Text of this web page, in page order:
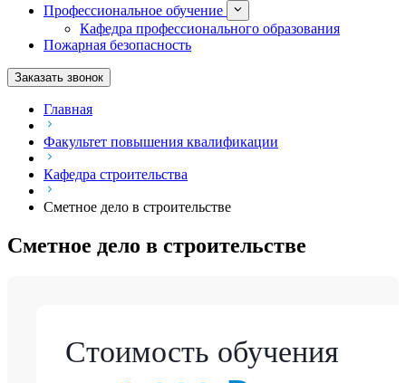
Профессиональное обучение
Кафедра профессионального образования
Пожарная безопасность
Заказать звонок
Главная
Факультет повышения квалификации
Кафедра строительства
Сметное дело в строительстве
Сметное дело в строительстве
Стоимость обучения